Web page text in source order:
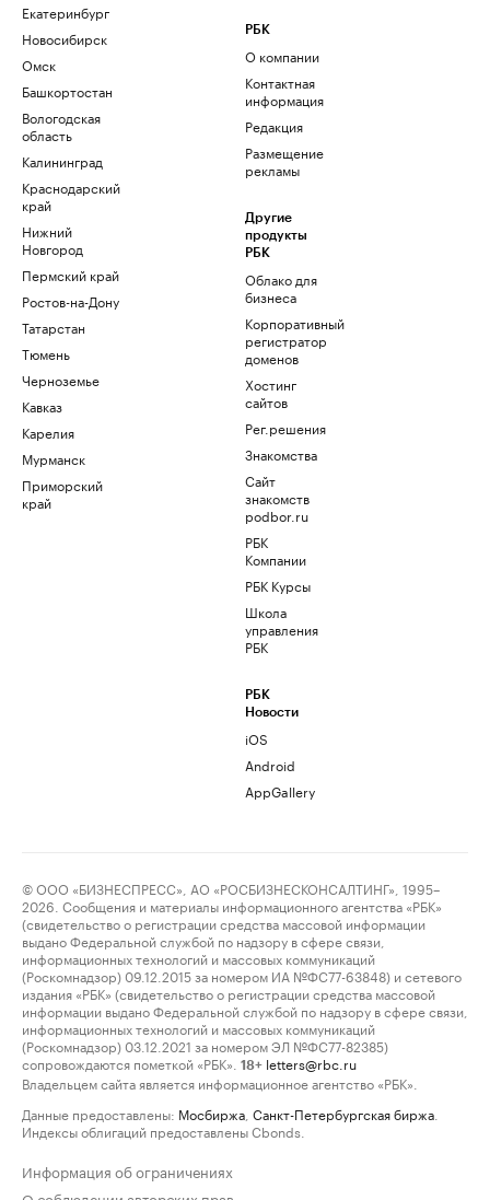
Екатеринбург
Новосибирск
Омск
Башкортостан
Вологодская
область
Калининград
Краснодарский
край
Нижний
Новгород
Пермский край
Ростов-на-Дону
Татарстан
Тюмень
Черноземье
Кавказ
Карелия
Мурманск
Приморский
край
РБК
О компании
Контактная
информация
Редакция
Размещение
рекламы
Другие
продукты
РБК
Облако для
бизнеса
Корпоративный
регистратор
доменов
Хостинг
сайтов
Рег.решения
Знакомства
Сайт
знакомств
podbor.ru
РБК
Компании
РБК Курсы
Школа
управления
РБК
РБК
Новости
iOS
Android
AppGallery
© ООО «БИЗНЕСПРЕСС», АО «РОСБИЗНЕСКОНСАЛТИНГ», 1995–
2026. Сообщения и материалы информационного агентства «РБК»
(свидетельство о регистрации средства массовой информации
выдано Федеральной службой по надзору в сфере связи,
информационных технологий и массовых коммуникаций
(Роскомнадзор) 09.12.2015 за номером ИА №ФС77-63848) и сетевого
издания «РБК» (свидетельство о регистрации средства массовой
информации выдано Федеральной службой по надзору в сфере связи,
информационных технологий и массовых коммуникаций
(Роскомнадзор) 03.12.2021 за номером ЭЛ №ФС77-82385)
сопровождаются пометкой «РБК».
18+ letters@rbc.ru
Владельцем сайта является информационное агентство «РБК».
Данные предоставлены: Мосбиржа Санкт-Петербургская биржа
Индексы облигаций предоставлены Cbonds.
Информация об ограничениях